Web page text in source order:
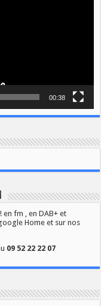
00:38
en fm , en DAB+ et
Home et sur nos
09 52 22 22 07